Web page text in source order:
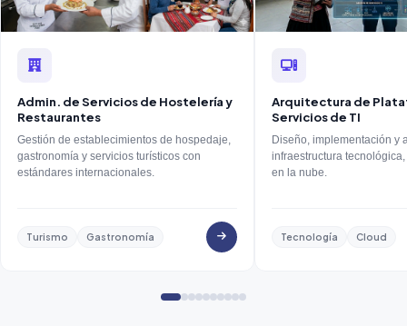
Admin. de Servicios de Hostelería y
Restaurantes
Gestión de establecimientos de hospedaje,
gastronomía y servicios turísticos con
estándares internacionales.
Turismo Gastronomía
Arquitectura de
Servicios de TI
Diseño, implementación y
infraestructura
en la nube.
Tecnología Cloud